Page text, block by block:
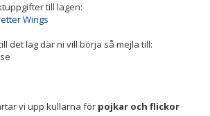
till lagen:
Wings
det lag där ni vill börja så mejla till:
vi upp kullarna för pojkar och flickor